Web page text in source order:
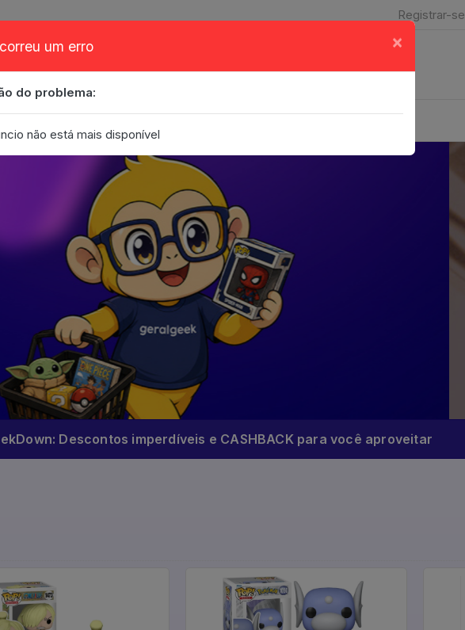
Registrar-se
Descontos imperdíveis e CASHBACK para você aproveitar
um erro ×
do problema:
não está mais disponível